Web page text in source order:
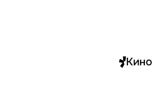
Кино